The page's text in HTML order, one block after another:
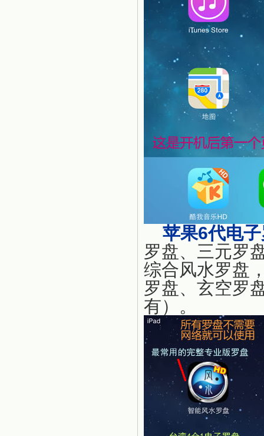
苹果6代电子
罗盘、三元罗
综合风水罗盘
罗盘、玄空罗
有）。